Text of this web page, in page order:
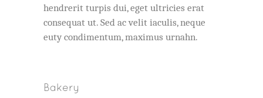
hendrerit turpis dui, eget ultricies erat
consequat ut. Sed ac velit iaculis, neque
euty condimentum, maximus urnahn.
Bakery